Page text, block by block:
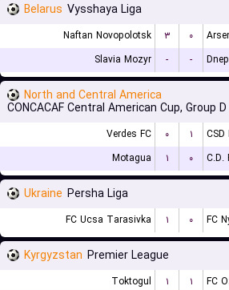
Belarus Vysshaya Liga
Naftan Novopolotsk ۳ ۰
Slavia Mozyr
- -
North and Central America
CONCACAF Central American Cup, Group D
Verdes FC ۰ ۱
Motagua
۱ ۰ C.D.
Ukraine Persha Liga
FC Ucsa Tarasivka ۱ ۰ FC
Kyrgyzstan Premier League
Toktogul ۱ ۱
FC